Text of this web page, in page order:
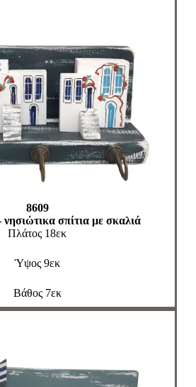
8609
σπίτια με σκαλιά
Πλάτος 18εκ
Ύψος 9εκ
Βάθος 7εκ